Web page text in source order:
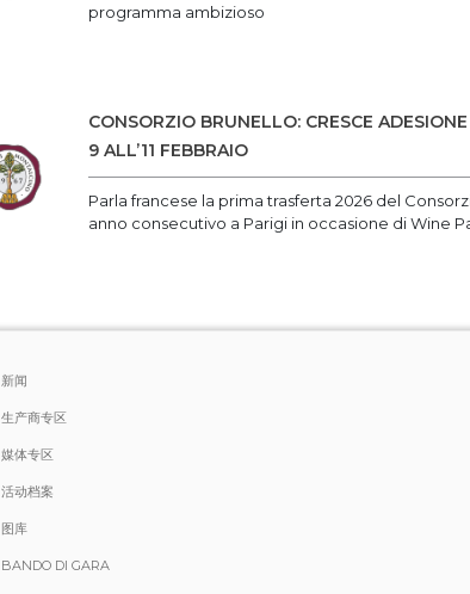
programma ambizioso
CONSORZIO BRUNELLO: CRESCE
9 ALL’11 FEBBRAIO
Parla francese la prima trasferta 2026 del
anno consecutivo a Parigi in occasione di Wine
新闻
生产商专区
媒体专区
活动档案
图库
BANDO DI GARA